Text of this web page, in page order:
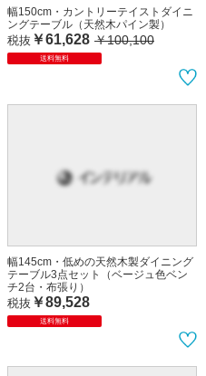
幅150cm・カントリーテイストダイニ
送料無料
テーブル3点セット（ベージュ色ベン